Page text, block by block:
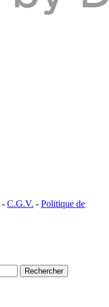
- C.G.V. - Politique de